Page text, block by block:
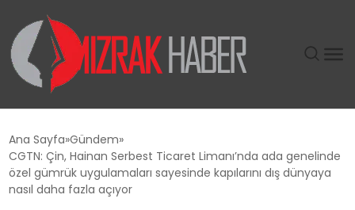
SIYASET
Ana Sayfa Gündem
CGTN: Çin, Hainan Serbest Ticaret Limanı’nda ada genelinde
özel gümrük uygulamaları sayesinde kapılarını dış dünyaya
nasıl daha fazla açıyor